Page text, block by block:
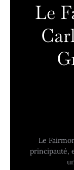
Le
Le
principauté,